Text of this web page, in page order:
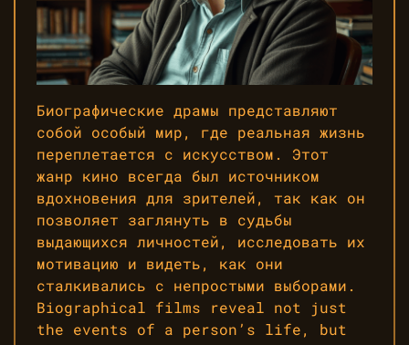
Биографические драмы представляют
собой особый мир, где реальная жизнь
переплетается с искусством. Этот
жанр кино всегда был источником
вдохновения для зрителей, так как он
позволяет заглянуть в судьбы
выдающихся личностей, исследовать их
мотивацию и видеть, как они
сталкивались с непростыми выборами.
Biographical films reveal not just
the events of a person’s life, but